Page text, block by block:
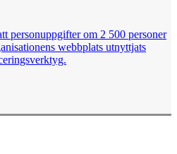
personuppgifter om 2 500 personer
webbplats utnyttjats